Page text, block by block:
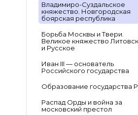
Владимиро-Суздальское
княжество. Новгородская
боярская республика
Борьба Москвы и Твери.
Великое княжество
и Русское
Иван III — основатель
Российского государства
Образование государства
Распад Орды и война за
московский престол